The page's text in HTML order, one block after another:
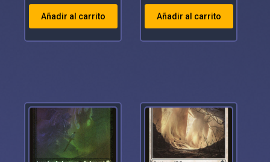
Añadir al carrito Añadir al carrito